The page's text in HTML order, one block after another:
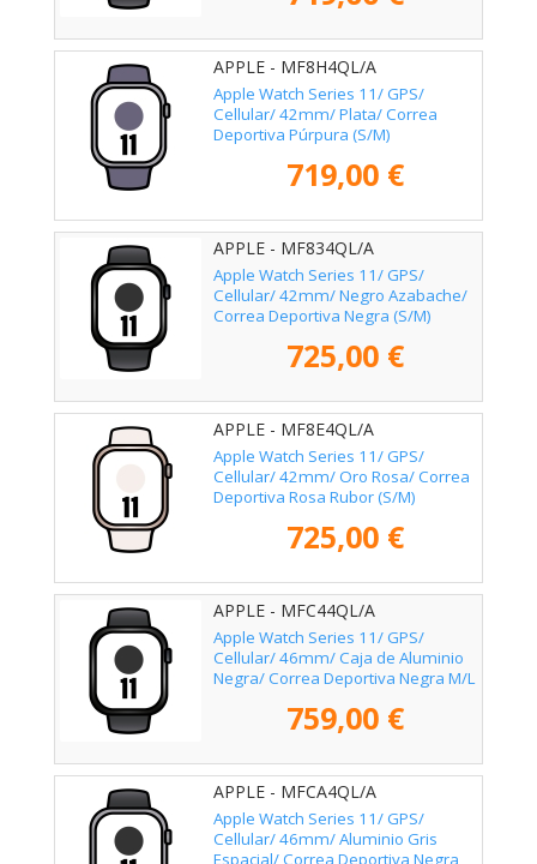
APPLE - MF8H4QL/A
Apple Watch Series 11/ GPS/
Cellular/ 42mm/ Plata/ Correa
Deportiva Púrpura (S/M)
719,00 €
APPLE - MF834QL/A
Apple Watch Series 11/ GPS/
Cellular/ 42mm/ Negro Azabache/
Correa Deportiva Negra (S/M)
725,00 €
APPLE - MF8E4QL/A
Apple Watch Series 11/ GPS/
Cellular/ 42mm/ Oro Rosa/ Correa
Deportiva Rosa Rubor (S/M)
725,00 €
APPLE - MFC44QL/A
Apple Watch Series 11/ GPS/
Cellular/ 46mm/ Caja de Aluminio
Negra/ Correa Deportiva Negra M/L
759,00 €
APPLE - MFCA4QL/A
Apple Watch Series 11/ GPS/
Cellular/ 46mm/ Aluminio Gris